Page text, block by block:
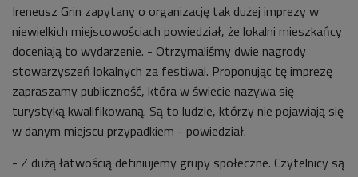
Ireneusz Grin zapytany o organizację tak dużej imprezy w
niewielkich miejscowościach powiedział, że lokalni mieszkańcy
doceniają to wydarzenie. - Otrzymaliśmy dwie nagrody
stowarzyszeń lokalnych za festiwal. Proponując tę imprezę
zapraszamy publiczność, która w świecie nazywa się
turystyką kwalifikowaną. Są to ludzie, którzy nie pojawiają się
w danym miejscu przypadkiem - powiedział.
- Z dużą łatwością definiujemy grupy społeczne. Czytelnicy są